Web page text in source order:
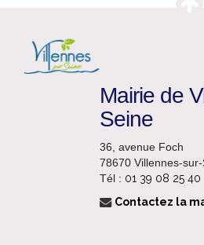
Mairie de
Seine
36, avenue Foch
78670 Villennes-
Tél : 01 39 08 25 40
Contactez la